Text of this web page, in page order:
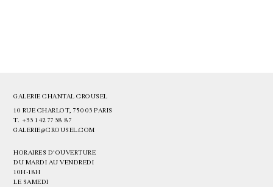
GALERIE CHANTAL CROUSEL
10 RUE CHARLOT, 75003 PARIS
T. +33 1 42 77 38 87
GALERIE@CROUSEL.COM
HORAIRES D'OUVERTURE
DU MARDI AU VENDREDI
10H-18H
LE SAMEDI